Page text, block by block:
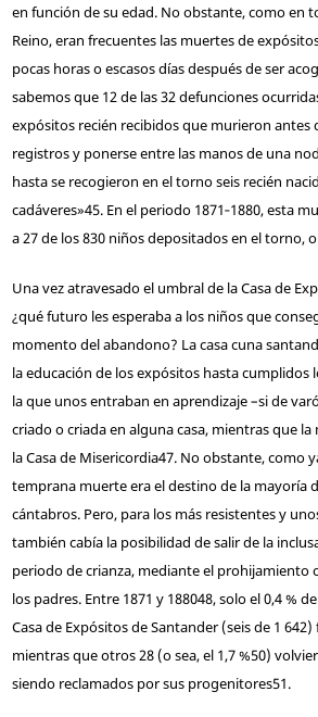
en función de su edad. No obstante, como en
Reino, eran frecuentes las muertes de
pocas horas o escasos días después de ser
sabemos que 12 de las 32 defunciones
expósitos recién recibidos que murieron antes
registros y ponerse entre las manos de una
hasta se recogieron en el torno seis recién
cadáveres»45. En el periodo 1871‑1880, esta
a 27 de los 830 niños depositados en el torno, o
Una vez atravesado el umbral de la Casa de
¿qué futuro les esperaba a los niños que
momento del abandono? La casa cuna
la educación de los expósitos hasta cumplidos
la que unos entraban en aprendizaje –si de
criado o criada en alguna casa, mientras que
la Casa de Misericordia47. No obstante, como
temprana muerte era el destino de la mayoría
cántabros. Pero, para los más resistentes y
también cabía la posibilidad de salir de la
periodo de crianza, mediante el prohijamiento
los padres. Entre 1871 y 188048, solo el 0,4 %
Casa de Expósitos de Santander (seis de 1
mientras que otros 28 (o sea, el 1,7 %50)
siendo reclamados por sus progenitores51.